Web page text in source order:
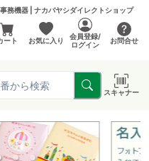
務機器 | ナカバヤシダイレクトショップ
ート お気に入り
会員登録/
ログイン
お問合せ
スキャナー